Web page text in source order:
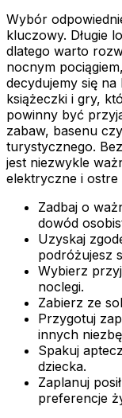
Wybór
kluczowy. Długie
dlatego warto
nocnym
decydujemy się
książeczki i gry,
powinny być
zabaw, basenu
turystycznego.
jest niezwykle
elektryczne i ostre
Zadbaj o
dowód
Uzyskaj
podróżujesz
Wybierz
noclegi.
Zabierz ze
Przygotuj
innych
Spakuj
dziecka.
Zaplanuj
preferencje